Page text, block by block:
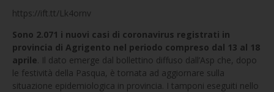
https://ift.tt/Lk4ornv
Sono 2.071 i nuovi casi di coronavirus registrati in
provincia di Agrigento nel periodo compreso dal 13 al 18
aprile. Il dato emerge dal bollettino diffuso dall’Asp che, dopo
le festività della Pasqua, è tornata ad aggiornare sulla
situazione epidemiologica in provincia. I tamponi eseguiti nello